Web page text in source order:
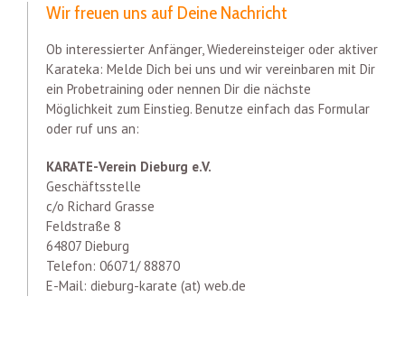
Wir freuen uns auf Deine Nachricht
Ob interessierter Anfänger, Wiedereinsteiger oder aktiver
Karateka: Melde Dich bei uns und wir vereinbaren mit Dir
ein Probetraining oder nennen Dir die nächste
Möglichkeit zum Einstieg. Benutze einfach das Formular
oder ruf uns an:
KARATE-Verein Dieburg e.V.
Geschäftsstelle
c/o Richard Grasse
Feldstraße 8
64807 Dieburg
Telefon: 06071/ 88870
E-Mail: dieburg-karate (at) web.de